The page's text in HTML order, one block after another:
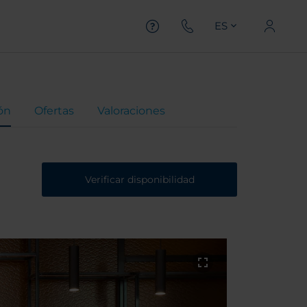
ES
Ofertas Valoraciones
Verificar disponibilidad